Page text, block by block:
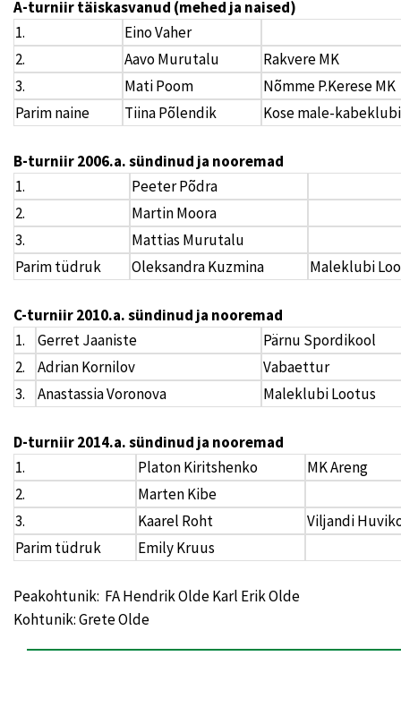
A-turniir täiskasvanud (mehed ja naised)
1.
Eino Vaher
2.
Aavo Murutalu
Rakvere MK
3.
Mati Poom
Nõmme P.Kerese MK
Parim naine
Tiina Põlendik Kose male-kabeklubi
B-turniir 2006.a. sündinud ja nooremad
1.
Peeter Põdra
2.
Martin Moora
3.
Mattias Murutalu
Parim tüdruk
Oleksandra Kuzmina Maleklubi
C-turniir 2010.a. sündinud ja nooremad
1.
Gerret Jaaniste
Pärnu Spordikool
2.
Adrian Kornilov
Vabaettur
3.
Anastassia Voronova Maleklubi Lootus
D-turniir 2014.a. sündinud ja nooremad
1.
Platon Kiritshenko
MK Areng
2.
Marten Kibe
3.
Kaarel Roht
Viljandi
Parim tüdruk
Emily Kruus
Peakohtunik: FA Hendrik Olde Karl Erik Olde
Kohtunik: Grete Olde